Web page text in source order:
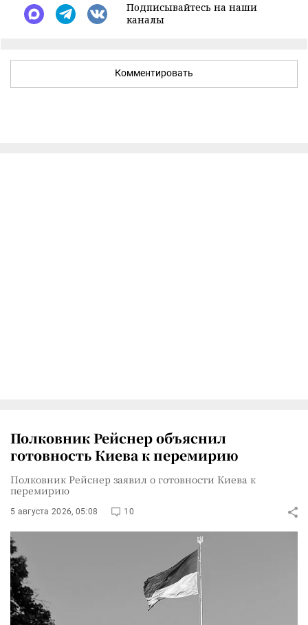
Подписывайтесь на наши
каналы
Комментировать
Полковник Рейснер объяснил
готовность Киева к перемирию
Полковник Рейснер заявил о готовности Киева к
перемирию
5 августа 2026, 05:08 10